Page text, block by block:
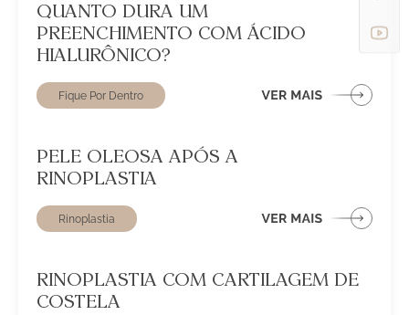
Fique Por Dentro
QUANTO DURA UM
PREENCHIMENTO COM ÁCIDO
HIALURÔNICO?
Rinoplastia
PELE OLEOSA APÓS A
RINOPLASTIA
RINOPLASTIA COM CARTILAGEM DE
COSTELA